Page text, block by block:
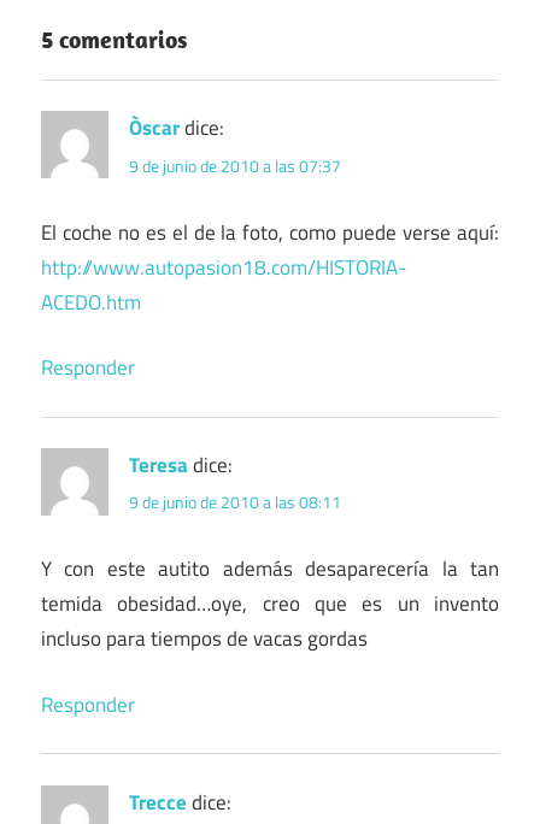
5 comentarios
Òscardice:
9 de junio de 2010 a las 07:37
El coche no es el de la foto, como puede verse aquí:
http://www.autopasion18.com/HISTORIA-
ACEDO.htm
Responder
Teresadice:
9 de junio de 2010 a las 08:11
Y con este autito además desaparecería la tan
temida obesidad…oye, creo que es un invento
incluso para tiempos de vacas gordas
Responder
Treccedice: